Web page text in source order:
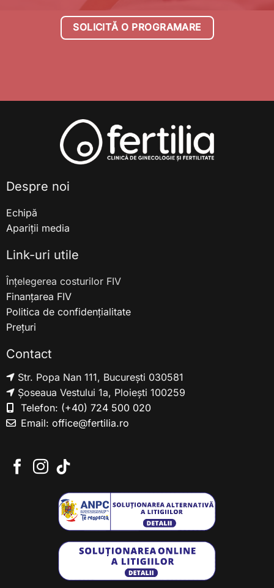
SOLICITĂ O PROGRAMARE
Despre noi
Echipă
Apariții media
Link-uri utile
Înțelegerea costurilor FIV
Finanțarea FIV
Politica de confidențialitate
Prețuri
Contact
Str. Popa Nan 111, București 030581
Șoseaua Vestului 1a, Ploiești 100259
Telefon: (+40) 724 500 020
Email: office@fertilia.ro